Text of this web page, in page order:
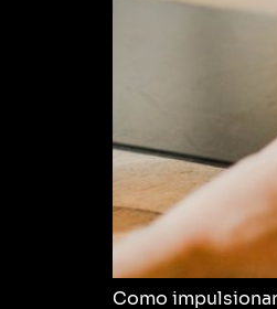
Como